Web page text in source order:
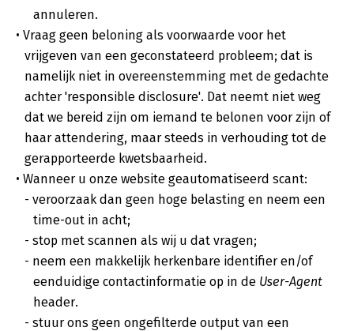
annuleren.
Vraag geen beloning als voorwaarde voor het
vrijgeven van een geconstateerd probleem; dat is
namelijk niet in overeenstemming met de gedachte
achter 'responsible disclosure'. Dat neemt niet weg
dat we bereid zijn om iemand te belonen voor zijn of
haar attendering, maar steeds in verhouding tot de
gerapporteerde kwetsbaarheid.
Wanneer u onze website geautomatiseerd scant:
veroorzaak dan geen hoge belasting en neem een
time-out in acht;
stop met scannen als wij u dat vragen;
neem een makkelijk herkenbare identifier en/of
eenduidige contactinformatie op in de User-Agent
header.
stuur ons geen ongefilterde output van een